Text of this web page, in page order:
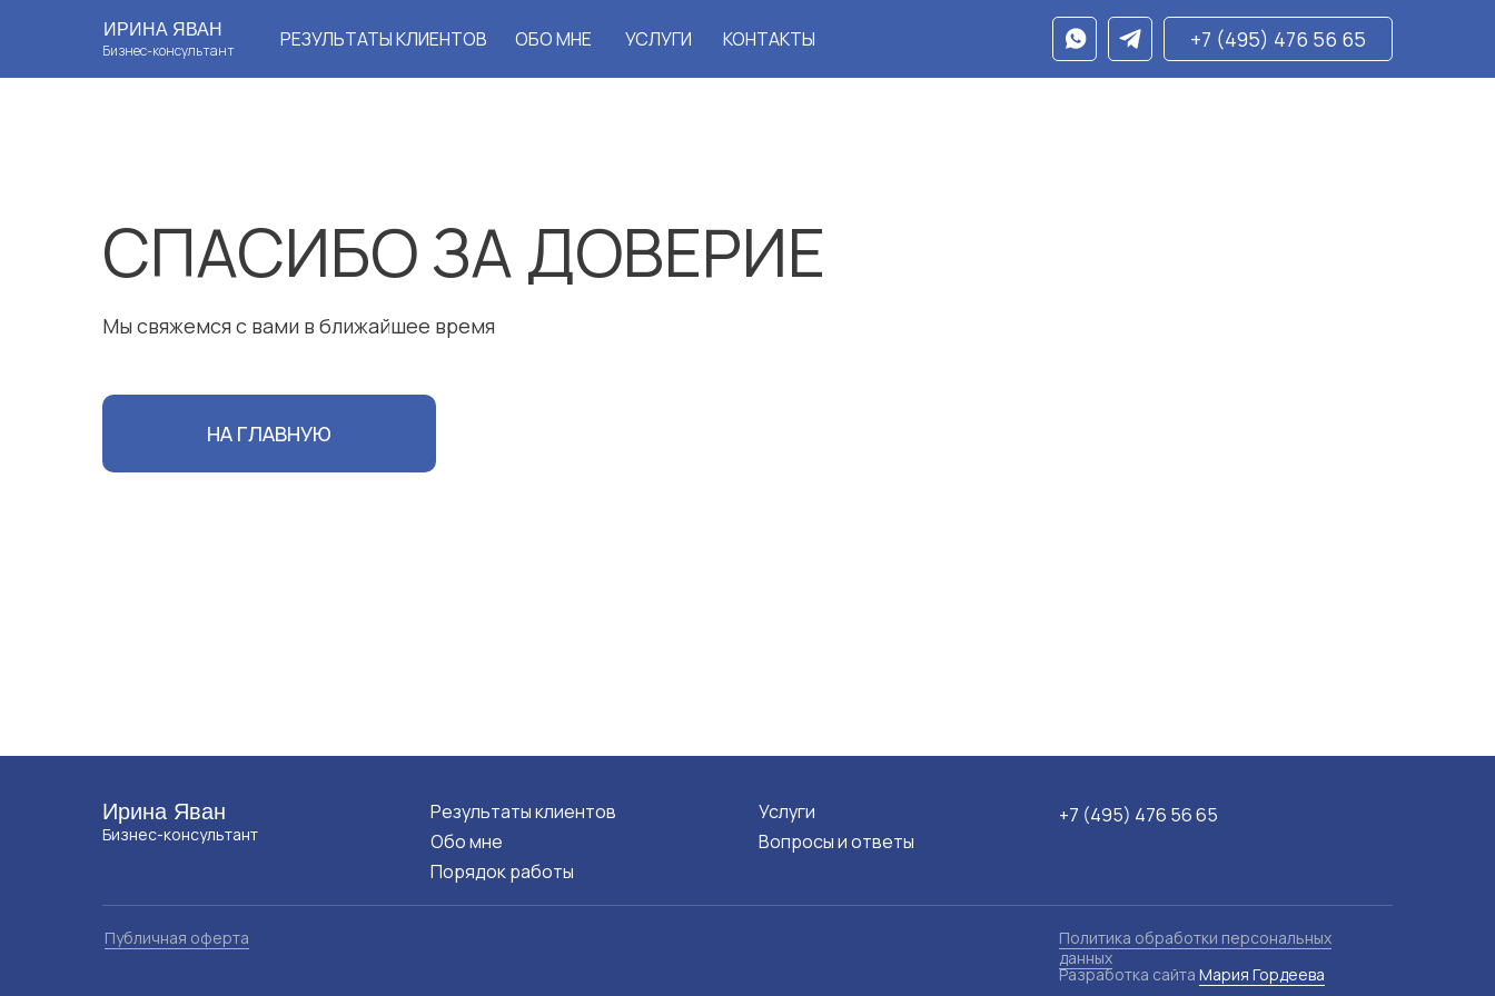
РЕЗУЛЬТАТЫ КЛИЕНТОВ ОБО МНЕ УСЛУГИ КОНТАКТЫ +7 (495) 476 56 65
ИРИНА ЯВАН
Бизнес-консультант
СПАСИБО ЗА ДОВЕРИЕ
Мы свяжемся с вами в ближайшее время
НА ГЛАВНУЮ
Результаты клиентов
Обо мне
Услуги
Порядок работы
+7 (495) 476 56 65
Ирина Яван
Бизнес-консультант Вопросы и ответы
Публичная оферта
Политика обработки персональных
данных
Разработка сайта Мария Гордеева